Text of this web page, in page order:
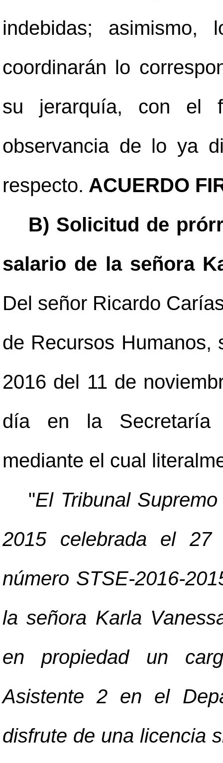
indebidas; asimismo,
coordinarán lo
su jerarquía, con el
observancia de lo ya
respecto. ACUERDO
B) Solicitud de
salario de la señora
Del señor Ricardo
de Recursos Humanos,
2016 del 11 de
día en la Secretaría
mediante el cual
"El Tribunal
2015 celebrada el
número STSE-2016-
la señora Karla
en propiedad un
Asistente 2 en el
disfrute de una licencia